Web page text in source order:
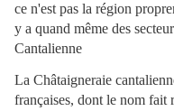
ce n'est pas la région
y a quand même des
Cantalienne
La Châtaigneraie
françaises, dont le nom fait